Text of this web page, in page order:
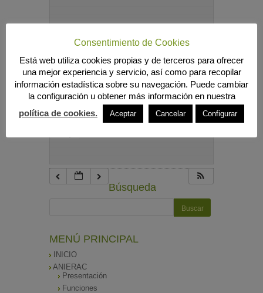
9:00 pm
10:00 pm
Búsqueda
MENÚ PRINCIPAL
INICIO
ANIERAC
Presentación
Funciones
Consentimiento de Cookies
Está web utiliza cookies propias y de terceros para ofrecer
una mejor experiencia y servicio, así como para recopilar
información estadística sobre su navegación. Puede cambiar
la configuración u obtener más información en nuestra
política de cookies.
Aceptar Cancelar Configurar